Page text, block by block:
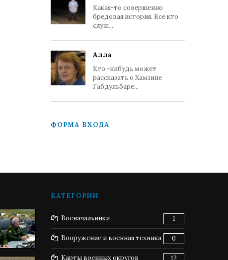
Какая-то совершенно
бредовая история. Все кто
служ...
Алла
Кто -нибудь может
рассказать о Хамзине
Габдульбаре...
ФОРМА ВХОДА
КАТЕГОРИИ
Военачальники 1
Вооружение и военная техника 0
Карты военных округов 12